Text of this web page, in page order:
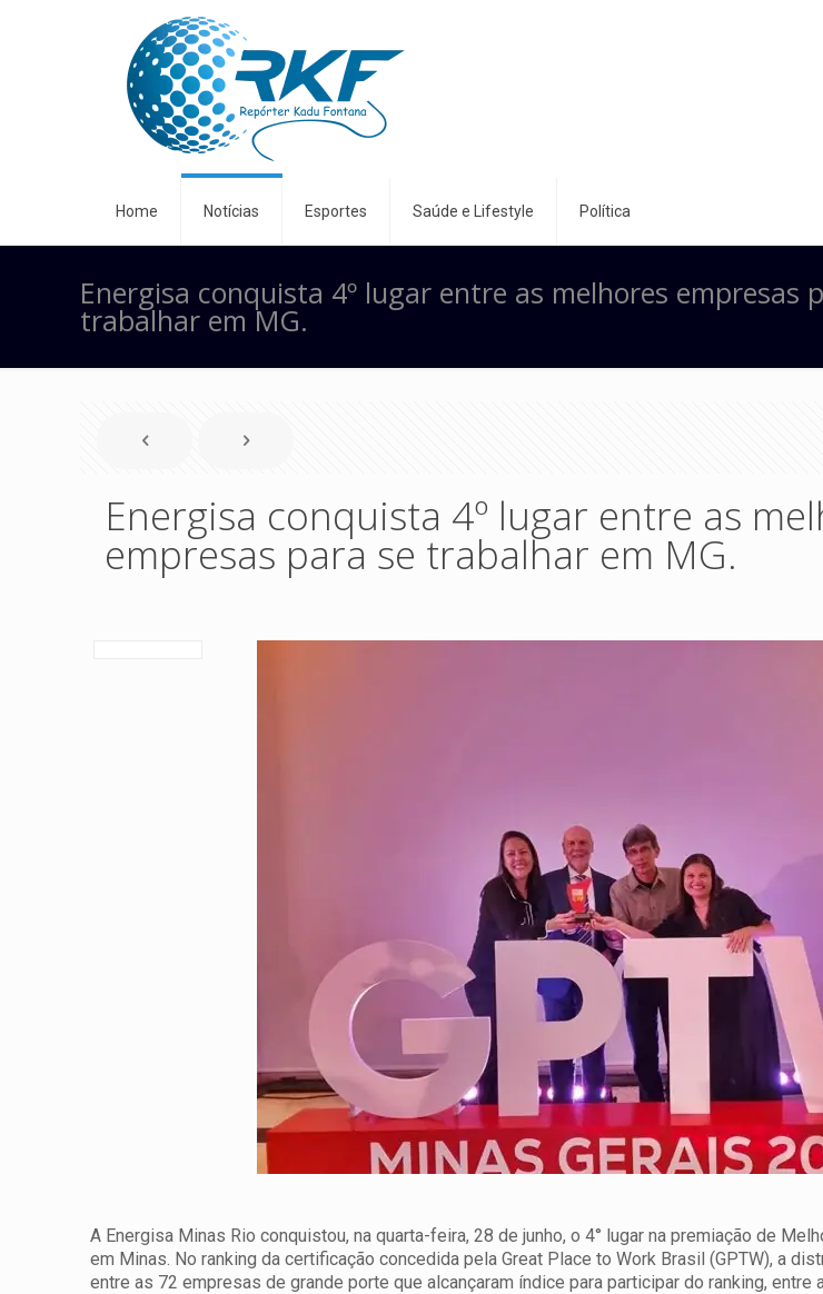
Home Notícias Esportes Saúde e Lifestyle Política
Energisa conquista 4º lugar entre as melhores empresas
trabalhar em MG.
Energisa conquista 4º lugar entre as
empresas para se trabalhar em MG.
A Energisa Minas Rio conquistou, na quarta-feira, 28 de junho, o 4° lugar na premiação de
em Minas. No ranking da certificação concedida pela Great Place to Work Brasil (GPTW), a
entre as 72 empresas de grande porte que alcançaram índice para participar do ranking, entre